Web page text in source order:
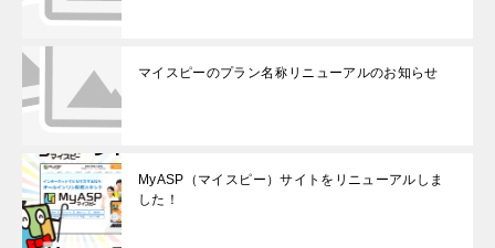
マイスピーのプラン名称リニューアルのお知らせ
MyASP（マイスピー）サイトをリニューアルしま
した！